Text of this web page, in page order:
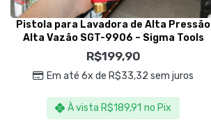
Pistola para Lavadora de Alta Pressão
Alta Vazão SGT-9906 – Sigma Tools
R$199,90
Em até 6x de R$33,32 sem juros
À vista R$189,91 no Pix